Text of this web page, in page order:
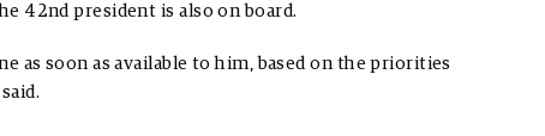
42nd president is also on board.
as soon as available to him, based on the priorities